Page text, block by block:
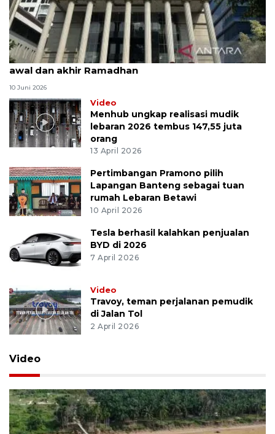
MK uji materi UU Peradilan Agama perihal isbat
awal dan akhir Ramadhan
10 Juni 2026
Video
Menhub ungkap realisasi mudik
lebaran 2026 tembus 147,55 juta
orang
13 April 2026
Pertimbangan Pramono pilih
Lapangan Banteng sebagai tuan
rumah Lebaran Betawi
10 April 2026
Tesla berhasil kalahkan penjualan
BYD di 2026
7 April 2026
Video
Travoy, teman perjalanan pemudik
di Jalan Tol
2 April 2026
Video